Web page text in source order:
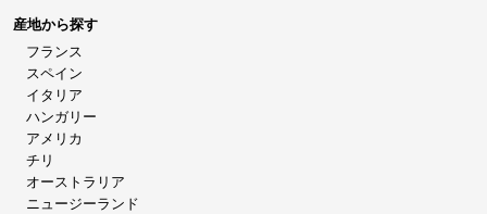
産地から探す
フランス
スペイン
イタリア
ハンガリー
アメリカ
チリ
オーストラリア
ニュージーランド